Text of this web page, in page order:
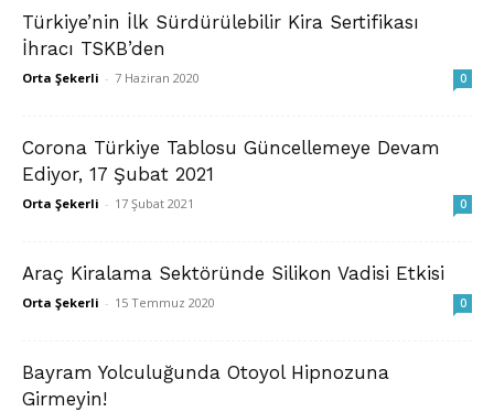
Türkiye’nin İlk Sürdürülebilir Kira Sertifikası
İhracı TSKB’den
Orta Şekerli - 7 Haziran 2020 0
Corona Türkiye Tablosu Güncellemeye Devam
Ediyor, 17 Şubat 2021
Orta Şekerli - 17 Şubat 2021 0
Araç Kiralama Sektöründe Silikon Vadisi Etkisi
Orta Şekerli - 15 Temmuz 2020 0
Bayram Yolculuğunda Otoyol Hipnozuna
Girmeyin!